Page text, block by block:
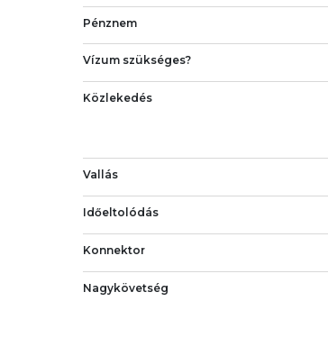
Pénznem
Vízum szükséges?
Közlekedés
Vallás
Időeltolódás
Konnektor
Nagykövetség